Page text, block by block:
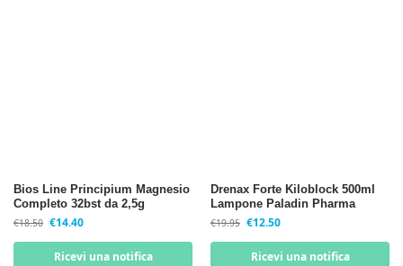
Bios Line Principium Magnesio
Completo 32bst da 2,5g
€18.50 €14.40
Ricevi una notifica
Drenax Forte Kiloblock 500ml
Lampone Paladin Pharma
€19.95 €12.50
Ricevi una notifica